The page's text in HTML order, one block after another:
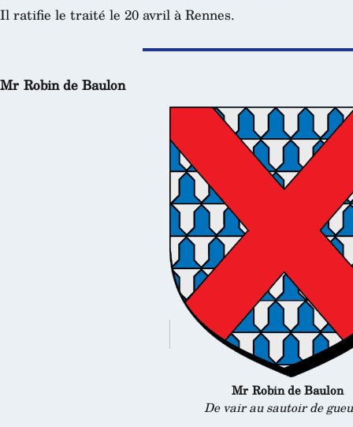
Il ratifie le traité le 20 avril à Rennes.
Mr Robin de Baulon
Mr Robin de Baulon
De vair au sautoir de